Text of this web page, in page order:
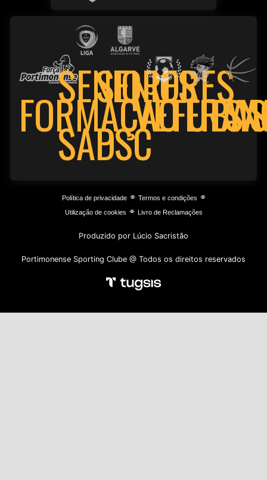
FORMAÇÃO
SENIORES
SAD
SENIORES
PSC
Política de privacidade⌯ Termos e condições ⌯
Utilização de cookies ⌯ Livro de Reclamações
Produzido por Lúcio Sacristão
Portimonense Sporting Clube @ Todos os direitos reservados